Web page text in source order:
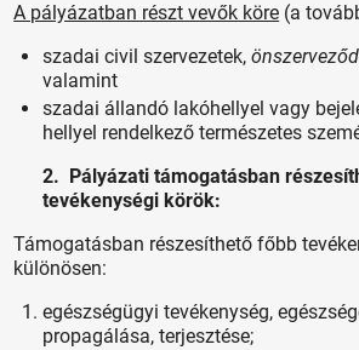
A pályázatban részt vevők köre (a
szadai civil szervezetek,
valamint
szadai állandó lakóhellyel vagy
hellyel rendelkező természetes
2. Pályázati támogatásban
tevékenységi körök:
Támogatásban részesíthető főbb
különösen:
egészségügyi tevékenység,
propagálása, terjesztése;